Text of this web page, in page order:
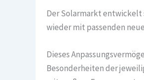
Der Solarmarkt entwickelt
wieder mit passenden
Dieses
Besonderheiten der